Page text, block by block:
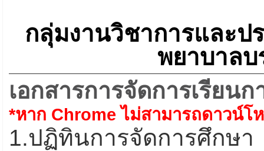
กลุ่มงานวิชาการและ
พยาบาลบ
เอกสารการจัดการเรียน
*หาก Chrome ไม่สามารถดาวน์โ
1.ปฏิทินการจัดการศึกษา